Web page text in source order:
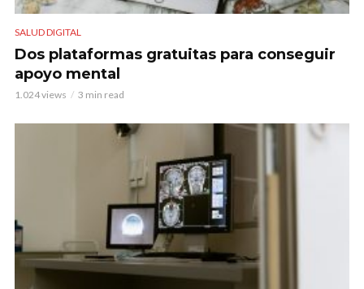
SALUD DIGITAL
Dos plataformas gratuitas para conseguir
apoyo mental
1.024 views 3 min read